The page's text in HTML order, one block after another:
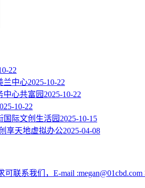
22
兰中心2025-10-22
中心共富园 2025-10-22
10-22
国际文创生活园 2025-10-15
享天地虚拟办公2025-04-08
联系我们，E-mail